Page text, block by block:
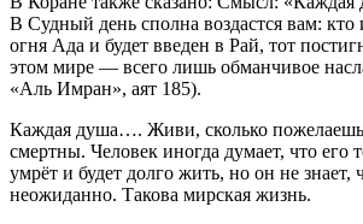
В Судный день сполна воздастся вам: кто
огня Ада и будет введен в Рай, тот
этом мире — всего лишь обманчивое
«Аль Имран», аят 185).
Каждая душа…. Живи, сколько
смертны. Человек иногда думает, что его
умрёт и будет долго жить, но он не знает,
неожиданно. Такова мирская жизнь.